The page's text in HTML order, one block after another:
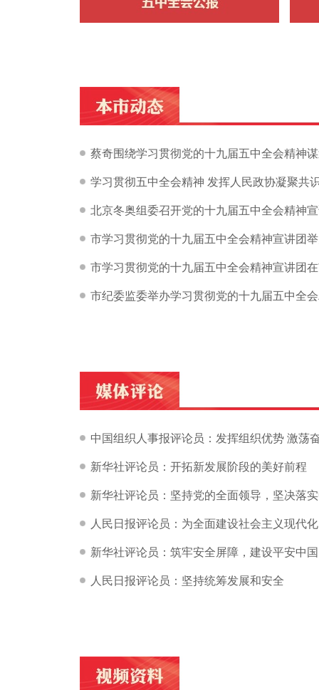
蔡奇围绕学习贯彻党的十九届五中全会精神
学习贯彻五中全会精神 发挥人民政协凝聚共
北京冬奥组委召开党的十九届五中全会精神
市学习贯彻党的十九届五中全会精神宣讲团
市学习贯彻党的十九届五中全会精神宣讲团
市纪委监委举办学习贯彻党的十九届五中全
中国组织人事报评论员：发挥组织优势 激荡
新华社评论员：开拓新发展阶段的美好前程
新华社评论员：坚持党的全面领导，坚决落
人民日报评论员：为全面建设社会主义现代
新华社评论员：筑牢安全屏障，建设平安中国
人民日报评论员：坚持统筹发展和安全